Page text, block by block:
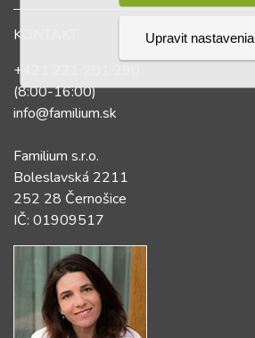
Upravit nastavenia
KONTAKT
+421 221 201 290
(8:00-16:00)
info@familium.sk
Familium s.r.o.
Boleslavská 2211
252 28 Černošice
IČ: 01909517